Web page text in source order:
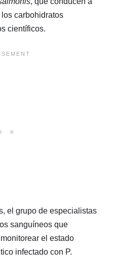
carbohidratos
científicos.
el grupo de especialistas
sanguíneos que
el estado
infectado con P.